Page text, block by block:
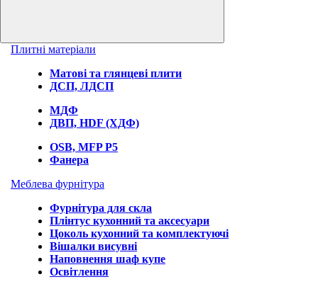
Плитні матеріали
Матові та глянцеві плити
ДСП, ЛДСП
МДФ
ДВП, HDF (ХДФ)
OSB, MFP P5
Фанера
Меблева фурнітура
Фурнітура для скла
Плінтус кухонний та аксесуари
Цоколь кухонний та комплектуючі
Вішалки висувні
Наповнення шаф купе
Освітлення